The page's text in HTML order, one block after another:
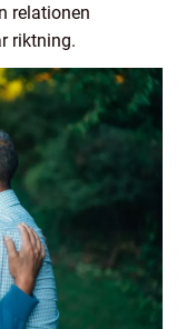
relationen
riktning.